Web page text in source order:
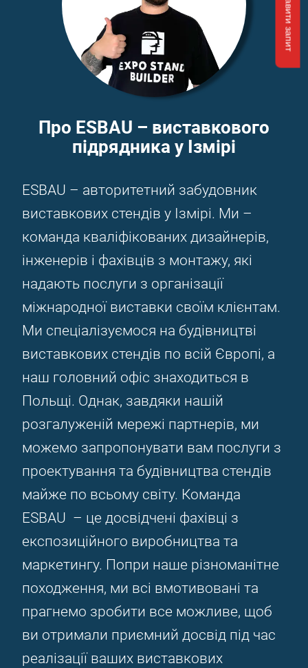
Про ESBAU – виставкового
підрядника у Ізмірі
ESBAU – авторитетний забудовник
виставкових стендів у Ізмірі. Ми –
команда кваліфікованих дизайнерів,
інженерів і фахівців з монтажу, які
надають послуги з організації
міжнародної виставки своїм клієнтам.
Ми спеціалізуємося на будівництві
виставкових стендів по всій Європі, а
наш головний офіс знаходиться в
Польщі. Однак, завдяки нашій
розгалуженій мережі партнерів, ми
можемо запропонувати вам послуги з
проектування та будівництва стендів
майже по всьому світу. Команда
ESBAU – це досвідчені фахівці з
експозиційного виробництва та
маркетингу. Попри наше різноманітне
походження, ми всі вмотивовані та
прагнемо зробити все можливе, щоб
ви отримали приємний досвід під час
реалізації ваших виставкових